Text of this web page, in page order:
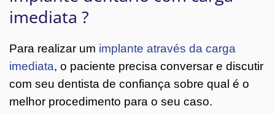
imediata ?
Para realizar um implante através da carga
imediata, o paciente precisa conversar e discutir
com seu dentista de confiança sobre qual é o
melhor procedimento para o seu caso.